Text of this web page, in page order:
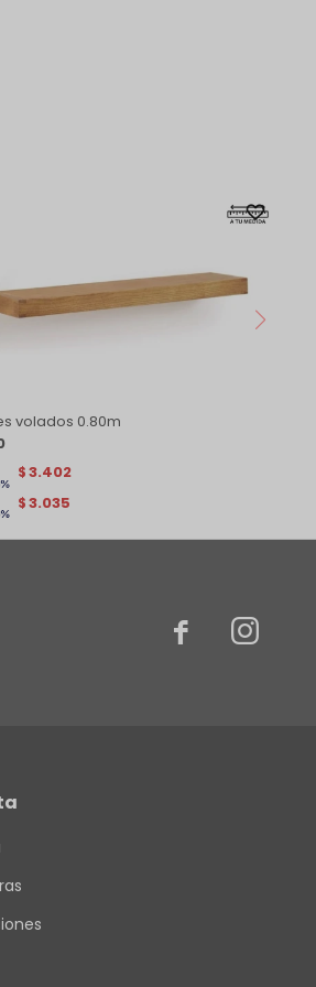
volados 0.80m
$3.035
$3.402
 